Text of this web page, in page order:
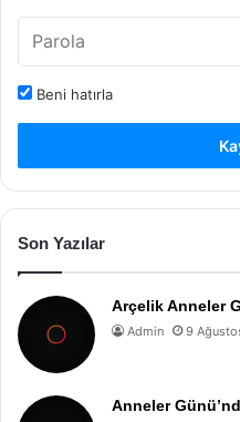
Beni hatırla
Son Yazılar
Arçelik Anneler
Admin 9
Anneler